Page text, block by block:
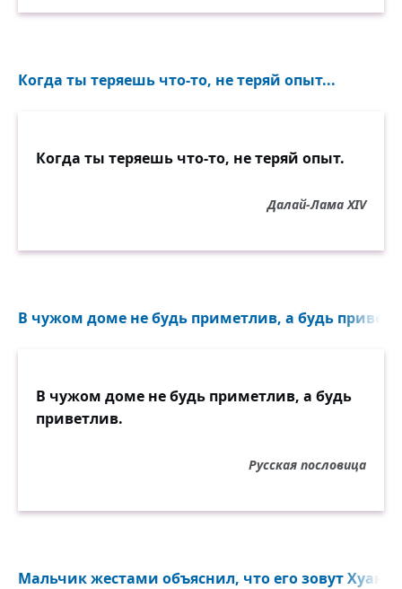
Когда ты теряешь что-то, не теряй опыт...
Когда ты теряешь что-то, не теряй опыт.
Далай-Лама XIV
В чужом доме не будь приметлив, а будь
В чужом доме не будь приметлив, а будь
приветлив.
Русская пословица
Мальчик жестами объяснил, что его зовут Хуан...